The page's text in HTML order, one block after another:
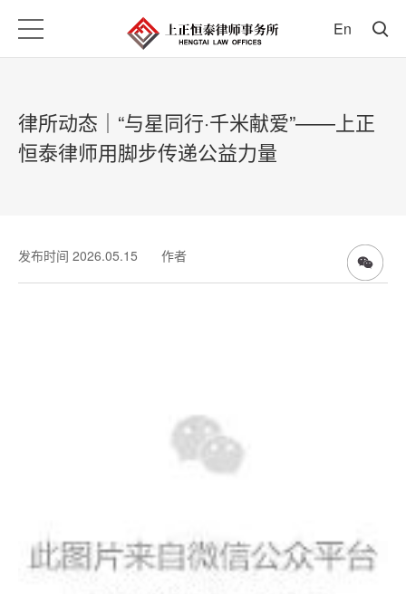
En
律所动态｜“与星同行·千米献爱”——上正
恒泰律师用脚步传递公益力量
发布时间 2026.05.15 作者